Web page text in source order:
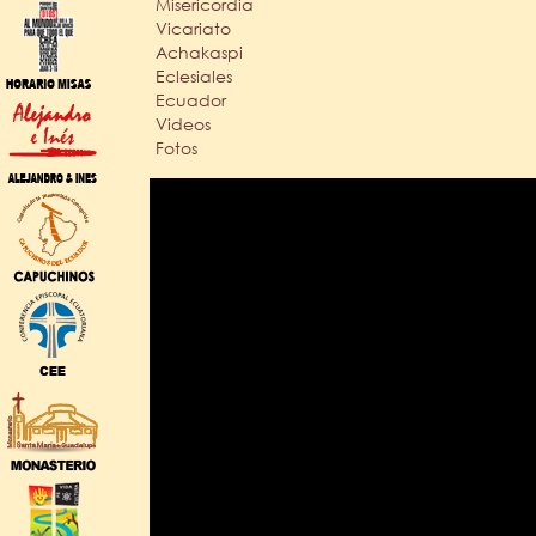
Vicariato
Achakaspi
Eclesiales
Ecuador
Videos
Fotos